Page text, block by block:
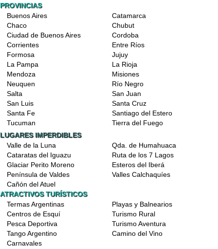
PROVINCIAS
Buenos Aires
Catamarca
Chaco
Chubut
Ciudad de Buenos Aires
Cordoba
Corrientes
Entre Ríos
Formosa
Jujuy
La Pampa
La Rioja
Mendoza
Misiones
Neuquen
Río Negro
Salta
San Juan
San Luis
Santa Cruz
Santa Fe
Santiago del Estero
Tucuman
Tierra del Fuego
LUGARES IMPERDIBLES
Valle de la Luna
Qda. de Humahuaca
Cataratas del Iguazu
Ruta de los 7 Lagos
Glaciar Perito Moreno
Esteros del Iberá
Península de Valdes
Valles Calchaquíes
Cañón del Atuel
ATRACTIVOS TURÍSTICOS
Termas Argentinas
Playas y Balnearios
Centros de Esquí
Turismo Rural
Pesca Deportiva
Turismo Aventura
Tango Argentino
Camino del Vino
Carnavales